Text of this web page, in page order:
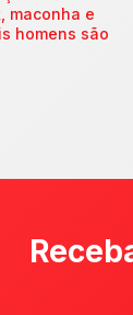
maconha e
homens são